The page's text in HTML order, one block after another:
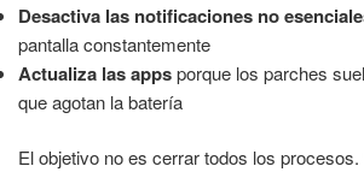
Desactiva las notificaciones no
pantalla constantemente
Actualiza las appsporque los parches
que agotan la batería
El objetivo no es cerrar todos los